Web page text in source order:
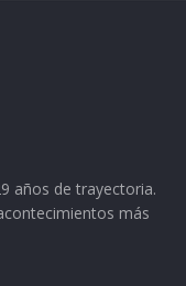
años de trayectoria.
más